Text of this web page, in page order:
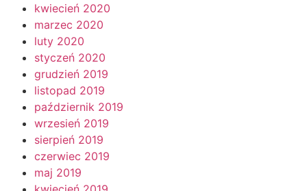
kwiecień 2020
marzec 2020
luty 2020
styczeń 2020
grudzień 2019
listopad 2019
październik 2019
wrzesień 2019
sierpień 2019
czerwiec 2019
maj 2019